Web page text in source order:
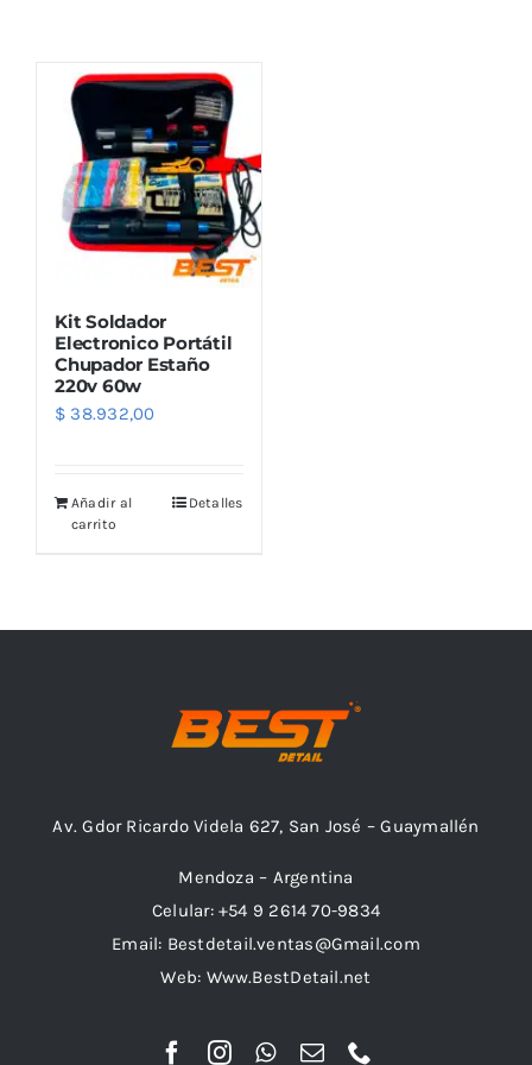
Combos
Mayorista
Marcas
Kit Soldador
Electronico Portátil
Chupador Estaño
220v 60w
$ 38.932,00
Añadir al
carrito
Detalles
Av. Gdor Ricardo Videla 627, San José – Guaymallén
Mendoza – Argentina
Celular: +54 9 2614 70-9834
Email: Bestdetail.ventas@Gmail.com
Web: Www.BestDetail.net